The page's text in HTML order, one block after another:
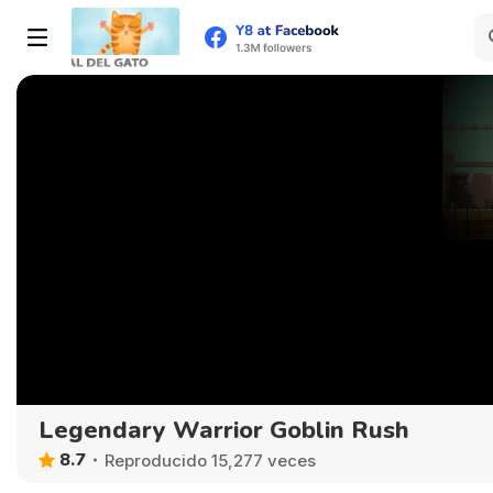
Legendary Warrior Goblin Rush
8.7 Reproducido 15,277 veces